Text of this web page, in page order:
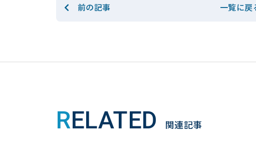
前の記事 一覧に戻
RELATED 関連記事